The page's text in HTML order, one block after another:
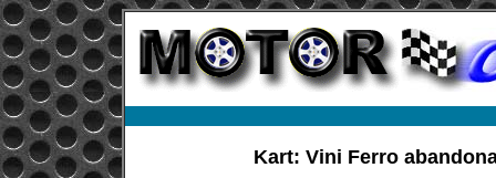
Kart: Vini Ferro